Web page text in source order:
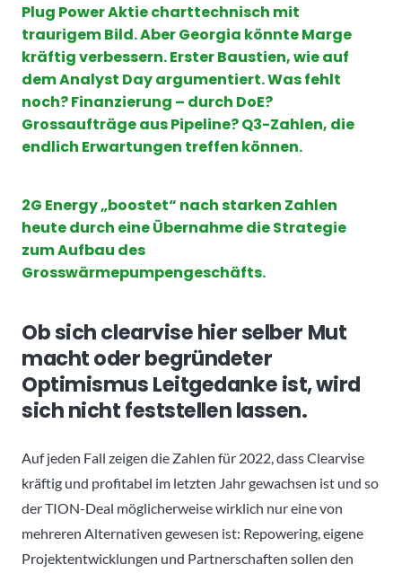
Plug Power Aktie charttechnisch mit
traurigem Bild. Aber Georgia könnte Marge
kräftig verbessern. Erster Baustien, wie auf
dem Analyst Day argumentiert. Was fehlt
noch? Finanzierung – durch DoE?
Grossaufträge aus Pipeline? Q3-Zahlen, die
endlich Erwartungen treffen können.
2G Energy „boostet“ nach starken Zahlen
heute durch eine Übernahme die Strategie
zum Aufbau des
Grosswärmepumpengeschäfts.
Ob sich clearvise hier selber Mut
macht oder begründeter
Optimismus Leitgedanke ist, wird
sich nicht feststellen lassen.
Auf jeden Fall zeigen die Zahlen für 2022, dass Clearvise
kräftig und profitabel im letzten Jahr gewachsen ist und so
der TION-Deal möglicherweise wirklich nur eine von
mehreren Alternativen gewesen ist: Repowering, eigene
Projektentwicklungen und Partnerschaften sollen den